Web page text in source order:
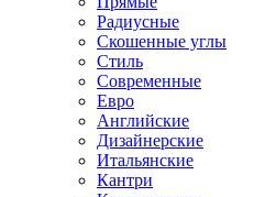
Радиусные
Скошенные углы
Стиль
Современные
Евро
Английские
Дизайнерские
Итальянские
Кантри